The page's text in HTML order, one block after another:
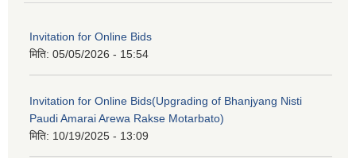
Invitation for Online Bids
मिति: 05/05/2026 - 15:54
Invitation for Online Bids(Upgrading of Bhanjyang Nisti
Paudi Amarai Arewa Rakse Motarbato)
मिति: 10/19/2025 - 13:09